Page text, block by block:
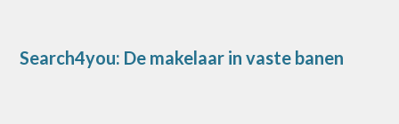
Search4you: De makelaar in vaste banen